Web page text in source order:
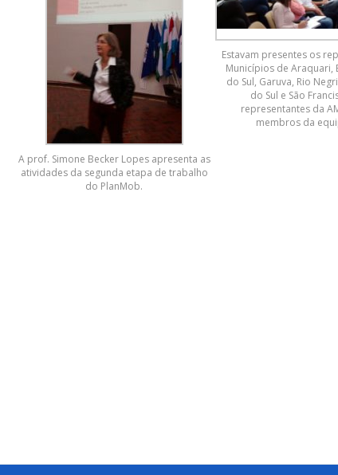
A prof. Simone Becker Lopes apresenta as
atividades da segunda etapa de trabalho
do PlanMob.
Estavam presentes os
Municípios de Araquari,
do Sul, Garuva, Rio
do Sul e São
representantes da
membros da